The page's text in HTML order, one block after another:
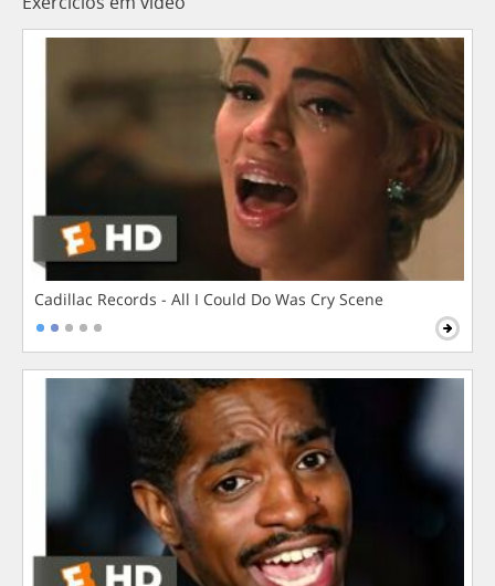
Cadillac Records - All I Could Do Was Cry Scene